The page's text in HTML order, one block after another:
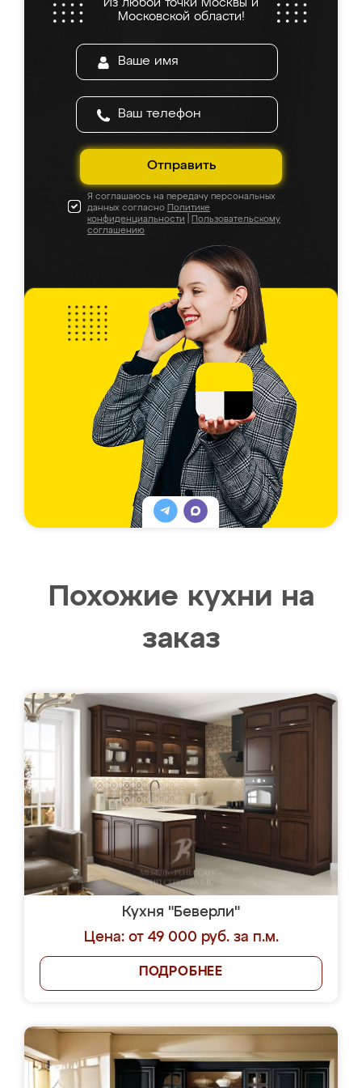
Из любой точки Москвы и
Московской области!
Отправить
Я соглашаюсь на передачу персональных
данных согласно Политике
конфиденциальности
Пользовательскому
соглашению
Похожие кухни на
заказ
Кухня "Беверли"
Цена: от 49 000 руб. за п.м.
ПОДРОБНЕЕ